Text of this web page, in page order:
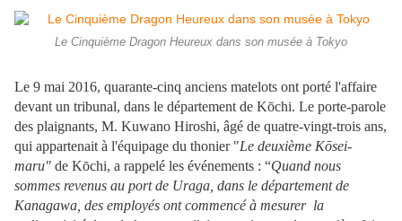
Le Cinquième Dragon Heureux dans son musée à Tokyo
Le 9 mai 2016, quarante-cinq anciens matelots ont porté l'affaire
devant un tribunal, dans le département de Kōchi. Le porte-parole
des plaignants, M. Kuwano Hiroshi, âgé de quatre-vingt-trois ans,
qui appartenait à l'équipage du thonier "Le deuxième Kōsei-
maru" de Kōchi, a rappelé les événements : “Quand nous
sommes revenus au port de Uraga, dans le département de
Kanagawa, des employés ont commencé à mesurer la